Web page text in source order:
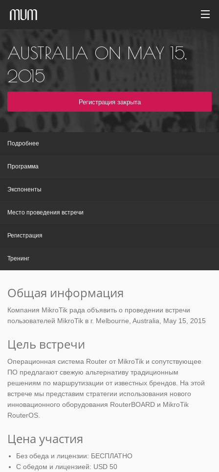
Фотогалерея
Архив событий
AUSTRALIA ON MAY 15,
2015
Регистрация закрыта
Подробнее
Программа
Экспоненты
Место проведения встречи
Регистрация
Тренинг
Общая информация
Компания MikroTik рада объявить о проведении встречи
пользователей MikroTik в г. Melbourne, Australia, May 15, 2015
Цель встречи
Операционная система Router от MikroTik и сопутствующее
ПО предлагают свежую альтернативу традиционным
решениям по маршрутизации от известных брендов. На этой
встрече мы представим стратегии использования нового
инновационного оборудования RouterBOARD и MikroTik
RouterOS.
Цена участия
Без обеда и лицензии: БЕСПЛАТНО
С обедом и лицензией: USD 50